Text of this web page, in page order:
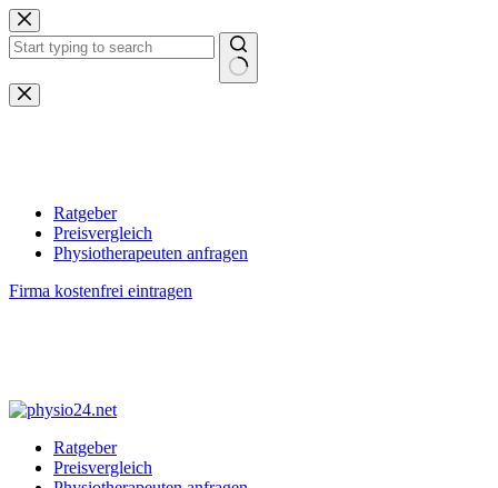
Zum
Inhalt
springen
Keine
Ergebnisse
Ratgeber
Preisvergleich
Physiotherapeuten anfragen
Firma kostenfrei eintragen
Ratgeber
Preisvergleich